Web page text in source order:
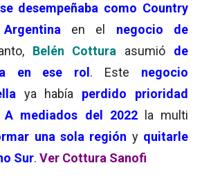
se desempeñaba como Country
en el negocio de
Belén Cottura asumió
de
en ese rol . Este negocio
ya había perdido prioridad
A mediados del 2022
la multi
una sola región y quitarle
Sur. Ver Cottura Sanofi